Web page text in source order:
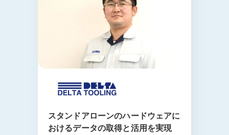
スタンドアローンのハードウェアに
おけるデータの取得と活用を実現